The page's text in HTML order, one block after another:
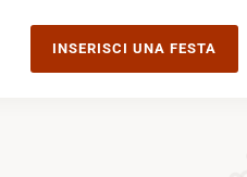
INSERISCI UNA FESTA